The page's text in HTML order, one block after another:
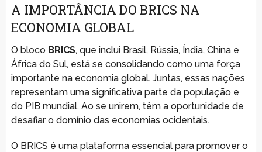
A IMPORTÂNCIA DO BRICS NA
ECONOMIA GLOBAL
O bloco BRICS, que inclui Brasil, Rússia, Índia, China e
África do Sul, está se consolidando como uma força
importante na economia global. Juntas, essas nações
representam uma significativa parte da população e
do PIB mundial. Ao se unirem, têm a oportunidade de
desafiar o domínio das economias ocidentais.
O BRICS é uma plataforma essencial para promover o